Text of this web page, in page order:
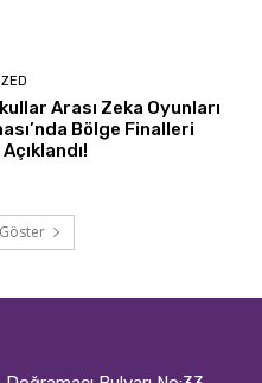
Arası Zeka Oyunları
Bölge Finalleri